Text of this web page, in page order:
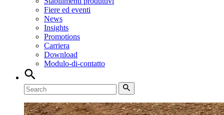
Fiere ed eventi
News
Insights
Promotions
Carriera
Download
Modulo-di-contatto